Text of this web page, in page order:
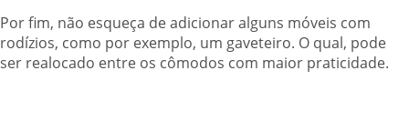
Por fim, não esqueça de adicionar alguns móveis com
rodízios, como por exemplo, um gaveteiro. O qual, pode
ser realocado entre os cômodos com maior praticidade.